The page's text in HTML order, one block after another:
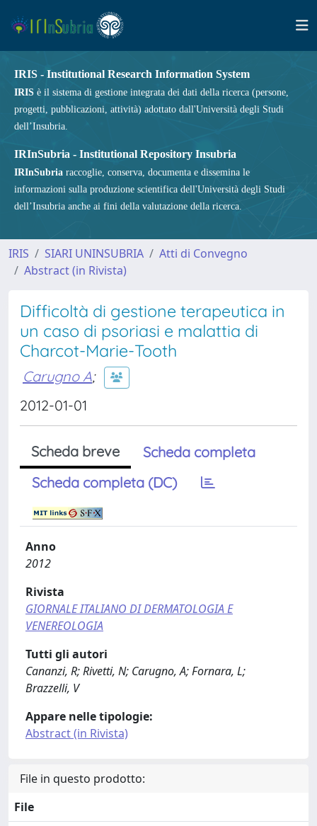
IRIS - Institutional Research Information System
IRIS è il sistema di gestione integrata dei dati della ricerca (persone,
progetti, pubblicazioni, attività) adottato dall'Università degli Studi
dell’Insubria.
IRInSubria - Institutional Repository Insubria
IRInSubria raccoglie, conserva, documenta e dissemina le
informazioni sulla produzione scientifica dell'Università degli Studi
dell’Insubria anche ai fini della valutazione della ricerca.
IRIS SIARI UNINSUBRIA
Atti di Convegno
Abstract (in Rivista)
Difficoltà di gestione terapeutica in
un caso di psoriasi e malattia di
Charcot-Marie-Tooth
Carugno A;
2012-01-01
Scheda breve
Scheda completa
Scheda completa (DC)
Anno
2012
Rivista
GIORNALE ITALIANO DI DERMATOLOGIA E
VENEREOLOGIA
Tutti gli autori
Cananzi, R; Rivetti, N; Carugno, A; Fornara, L;
Brazzelli, V
Appare nelle tipologie:
Abstract (in Rivista)
File in questo prodotto:
File